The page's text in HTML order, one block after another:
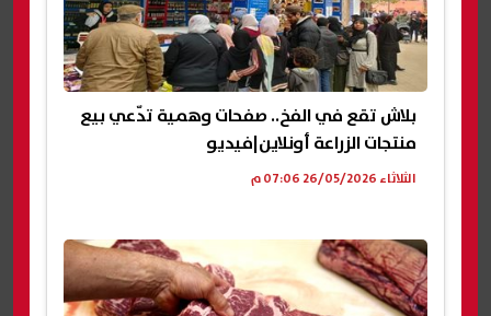
بلاش تقع في الفخ.. صفحات وهمية تدّعي بيع
منتجات الزراعة أونلاين|فيديو
الثلاثاء 26/05/2026 07:06 م